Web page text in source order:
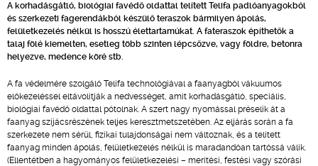
A korhadásgátló, biológiai favédő oldattal telített Telifa padlóanyagokból
és szerkezeti fagerendákból készülő teraszok bármilyen ápolás,
felületkezelés nélkül is hosszú élettartamúkat. A fateraszok építhetők a
talaj fölé kiemelten, esetleg több szinten lépcsőzve, vagy földre, betonra
helyezve, medence köré stb.
A fa védelmére szolgáló Telifa technológiával a faanyagból vákuumos
előkezeléssel eltávolítják a nedvességet, amit korhadásgátló, speciális,
biológiai favédő oldattal pótolnak. A szert nagy nyomással préselik át a
faanyag szijácsrészének teljes keresztmetszetében. Az eljárás során a fa
szerkezete nem sérül, fizikai tulajdonságai nem változnak, és a telített
faanyag minden ápolás, felületkezelés nélkül is maradandóan tartóssá válik.
(Ellentétben a hagyományos felületkezelési – merítési, festési vagy szórási